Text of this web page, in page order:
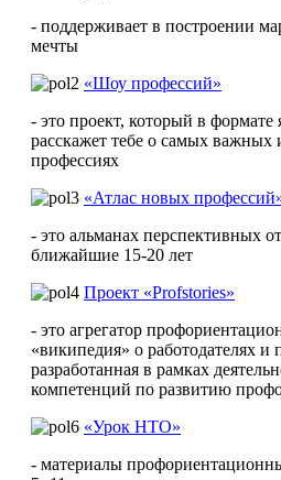
- поддерживает в построении
мечты
«Шоу профессий»
- это проект, который в
расскажет тебе о самых важных
профессиях
«Атлас новых
- это альманах перспективных
ближайшие 15-20 лет
Проект «Profstories»
- это агрегатор
«википедия» о работодателях и
разработанная в рамках
компетенций по развитию
«Урок НТО»
- материалы